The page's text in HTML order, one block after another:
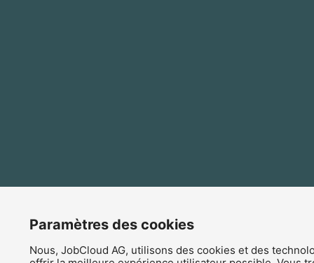
Paramètres des cookies
Nous, JobCloud AG, utilisons des cookies et des